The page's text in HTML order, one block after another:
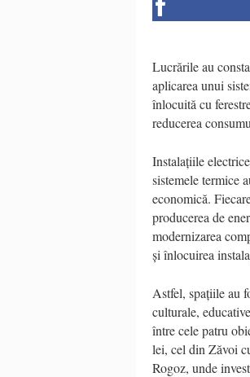
Lucrările au
aplicarea unui
înlocuită cu
reducerea
Instalațiile
sistemele termice
economică.
producerea de
modernizarea
și înlocuirea
Astfel, spațiile au
culturale,
între cele patru
lei, cel din Zăvoi
Rogoz, unde